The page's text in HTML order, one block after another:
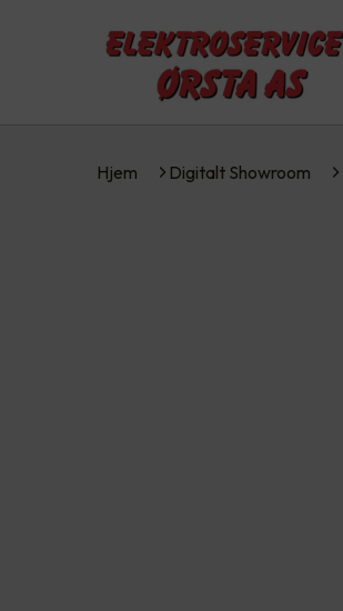
Hjem Digitalt Showroom